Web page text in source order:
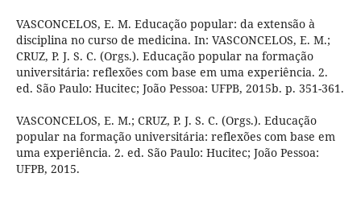
VASCONCELOS, E. M. Educação popular: da extensão à
disciplina no curso de medicina. In: VASCONCELOS, E. M.;
CRUZ, P. J. S. C. (Orgs.). Educação popular na formação
universitária: reflexões com base em uma experiência. 2.
ed. São Paulo: Hucitec; João Pessoa: UFPB, 2015b. p. 351-361.
VASCONCELOS, E. M.; CRUZ, P. J. S. C. (Orgs.). Educação
popular na formação universitária: reflexões com base em
uma experiência. 2. ed. São Paulo: Hucitec; João Pessoa:
UFPB, 2015.